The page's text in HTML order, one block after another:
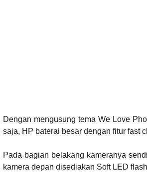
Dengan mengusung tema We Love
saja, HP baterai besar dengan fitur fast
Pada bagian belakang kameranya
kamera depan disediakan Soft LED